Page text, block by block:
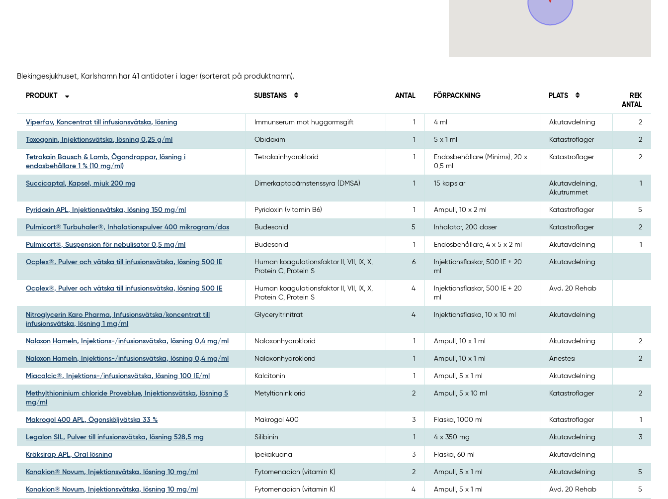
Blekingesjukhuset, Karlshamn har 41 antidoter i lager (sorterat på produktnamn).
PRODUKT SUBSTANS ANTAL FÖRPACKNING PLATS
REK
ANTAL
Viperfav, Koncentrat till infusionsvätska, lösning Immunserum mot huggormsgift 1 4 ml Akutavdelning 2
Toxogonin, Injektionsvätska, lösning 0,25 g/ml Obidoxim 1 5 x 1 ml Katastroflager 2
Tetrakain Bausch & Lomb, Ögondroppar, lösning i
endosbehållare 1 % (10 mg/ml)
Tetrakainhydroklorid 1
Endosbehållare (Minims), 20 x
0,5 ml
Katastroflager 2
Succicaptal, Kapsel, mjuk 200 mg Dimerkaptobärnstenssyra (DMSA) 1 15 kapslar
Akutavdelning,
Akutrummet
1
Pyridoxin APL, Injektionsvätska, lösning 150 mg/ml Pyridoxin (vitamin B6) 1 Ampull, 10 x 2 ml Katastroflager 5
Pulmicort® Turbuhaler®, Inhalationspulver 400 mikrogram/dos Budesonid 5 Inhalator, 200 doser Katastroflager 2
Pulmicort®, Suspension för nebulisator 0,5 mg/ml Budesonid 1 Endosbehållare, 4 x 5 x 2 ml Akutavdelning 1
Ocplex®, Pulver och vätska till infusionsvätska, lösning 500 IE
Human koagulationsfaktor II, VII, IX, X,
Protein C, Protein S
6
Injektionsflaskor, 500 IE + 20
ml
Akutavdelning
Ocplex®, Pulver och vätska till infusionsvätska, lösning 500 IE
Human koagulationsfaktor II, VII, IX, X,
Protein C, Protein S
4
Injektionsflaskor, 500 IE + 20
ml
Avd. 20 Rehab
Nitroglycerin Karo Pharma, Infusionsvätska/koncentrat till
infusionsvätska, lösning 1 mg/ml
Glyceryltrinitrat 4 Injektionsflaska, 10 x 10 ml Akutavdelning
Naloxon Hameln, Injektions-/infusionsvätska, lösning 0,4 mg/ml Naloxonhydroklorid 1 Ampull, 10 x 1 ml Akutavdelning 2
Naloxon Hameln, Injektions-/infusionsvätska, lösning 0,4 mg/ml Naloxonhydroklorid 1 Ampull, 10 x 1 ml Anestesi 2
Miacalcic®, Injektions-/infusionsvätska, lösning 100 IE/ml Kalcitonin 1 Ampull, 5 x 1 ml Akutavdelning
Methylthioninium chloride Proveblue, Injektionsvätska, lösning 5
mg/ml
Metyltioninklorid 2 Ampull, 5 x 10 ml Katastroflager 2
Makrogol 400 APL, Ögonsköljvätska 33 % Makrogol 400 3 Flaska, 1000 ml Katastroflager 1
Legalon SIL, Pulver till infusionsvätska, lösning 528,5 mg Silibinin 1 4 x 350 mg Akutavdelning 3
Kräksirap APL, Oral lösning Ipekakuana 3 Flaska, 60 ml Akutavdelning
Konakion® Novum, Injektionsvätska, lösning 10 mg/ml Fytomenadion (vitamin K) 2 Ampull, 5 x 1 ml Akutavdelning 5
Konakion® Novum, Injektionsvätska, lösning 10 mg/ml Fytomenadion (vitamin K) 4 Ampull, 5 x 1 ml Avd. 20 Rehab 5